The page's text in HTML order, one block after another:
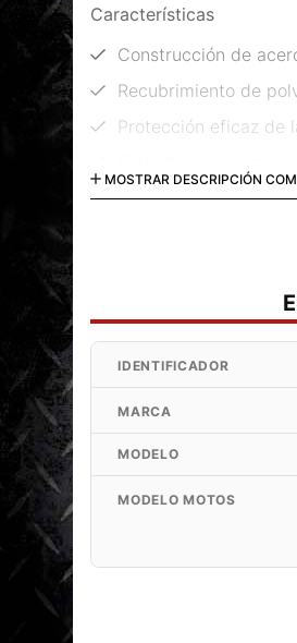
Características
Construcción de
Recubrimiento de
Protección eficaz de
motocicleta
Óptimo grado de
Montaje sencillo
Incluye:
2 protecciones de
Material de fijación
Instrucciones de
Código:
MOSTRAR DESCRIPCIÓN
IDENTIFICADOR
MARCA
MODELO
MODELO MOTOS